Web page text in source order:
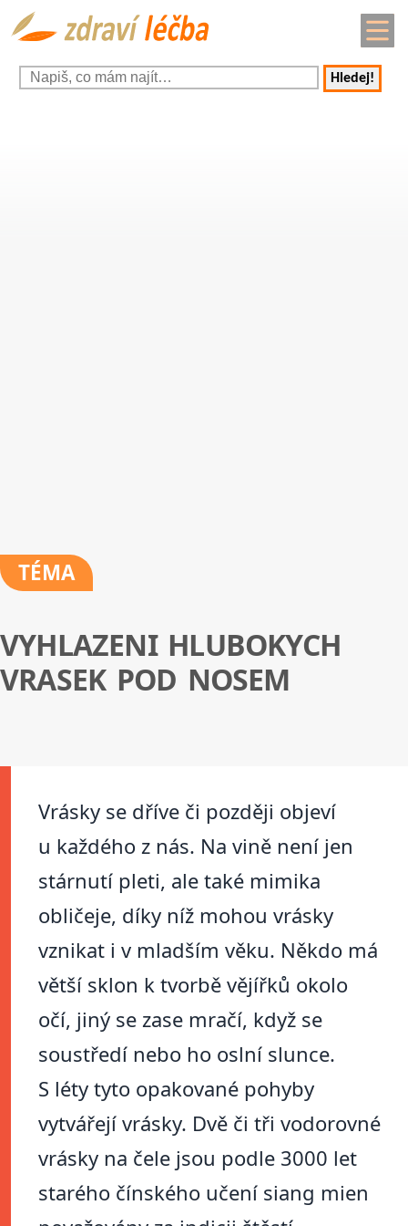
Hledej!
TÉMA
VYHLAZENI HLUBOKYCH
VRASEK POD NOSEM
Vrásky se dříve či později objeví
u každého z nás. Na vině není jen
stárnutí pleti, ale také mimika
obličeje, díky níž mohou vrásky
vznikat i v mladším věku. Někdo má
větší sklon k tvorbě vějířků okolo
očí, jiný se zase mračí, když se
soustředí nebo ho oslní slunce.
S léty tyto opakované pohyby
vytvářejí vrásky. Dvě či tři vodorovné
vrásky na čele jsou podle 3000 let
starého čínského učení siang mien